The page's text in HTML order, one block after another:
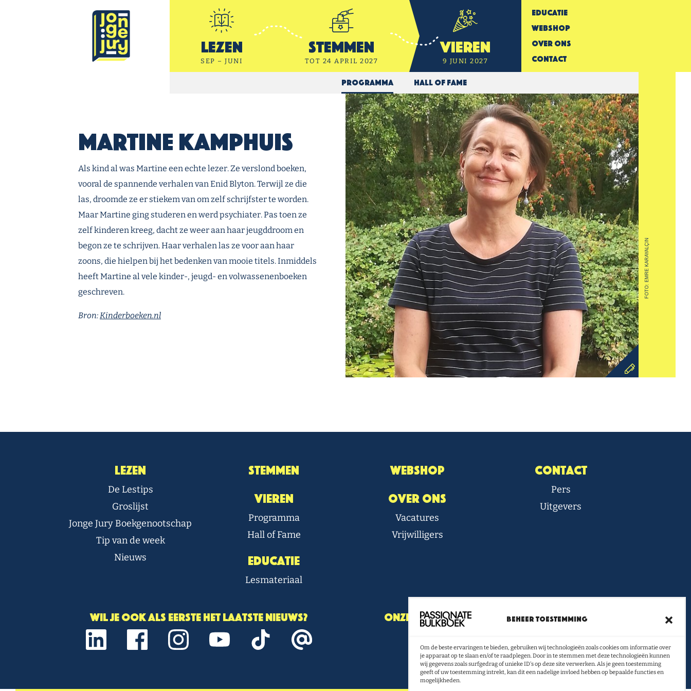
Beheer toestemming
Om de beste ervaringen te bieden, gebruiken wij technologieën zoals cookies om informatie over
je apparaat op te slaan en/of te raadplegen. Door in te stemmen met deze technologieën kunnen
wij gegevens zoals surfgedrag of unieke ID's op deze site verwerken. Als je geen toestemming
geeft of uw toestemming intrekt, kan dit een nadelige invloed hebben op bepaalde functies en
mogelijkheden.
Jonge Jury Lezen
SEP – JUNI
Stemmen
TOT 24 APRIL 2027
Vieren
9 JUNI 2027
Programma Hall of Fame
Educatie
Webshop
Over Ons
Contact
Martine Kamphuis
Als kind al was Martine een echte lezer. Ze verslond boeken,
vooral de spannende verhalen van Enid Blyton. Terwijl ze die
las, droomde ze er stiekem van om zelf schrijfster te worden.
Maar Martine ging studeren en werd psychiater. Pas toen ze
zelf kinderen kreeg, dacht ze weer aan haar jeugddroom en
begon ze te schrijven. Haar verhalen las ze voor aan haar
zoons, die hielpen bij het bedenken van mooie titels. Inmiddels
heeft Martine al vele kinder-, jeugd- en volwassenenboeken
geschreven.
Bron:Kinderboeken.nl
FOTO: EMRE KARAYALÇIN
Lezen
De Lestips
Groslijst
Jonge Jury Boekgenootschap
Tip van de week
Nieuws
Stemmen
Vieren
Programma
Hall of Fame
Educatie
Lesmateriaal
Webshop
Over Ons
Vacatures
Vrijwilligers
Contact
Pers
Uitgevers
Wil je ook als eerste het laatste nieuws?
Onze nieuwsbrief vol boeken- en lestips
ontvangen?
NU INSCHRIJVEN